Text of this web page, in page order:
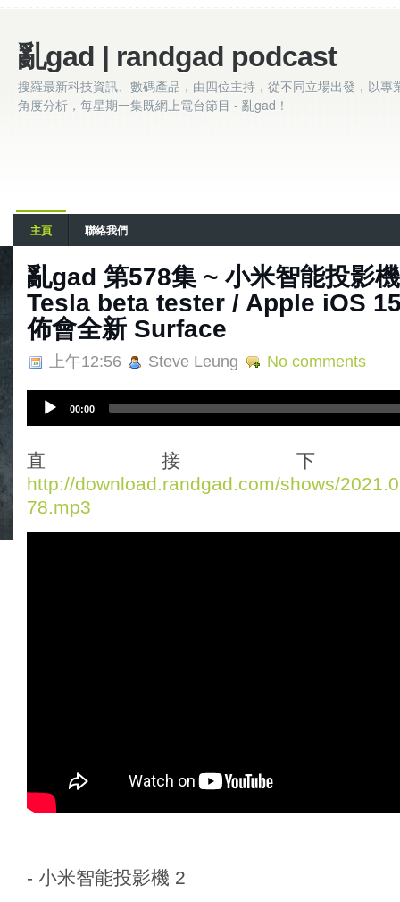
亂gad | randgad podcast
搜羅最新科技資訊、數碼產品，由四位主持，從不同立場出發，以專
角度分析，每星期一集既網上電台節目 - 亂gad！
主頁 聯絡我們
亂‌‌‌gad‌‌‌ ‌‌‌‌‌第‌‌‌578集 ~ 小米智能投影
Tesla beta tester / Apple iOS
佈會全新 Surface
上午12:56 Steve Leung No comments
i
o
P
l
00:00
直接
http://download.randgad.com/shows/
78.mp3
- 小米智能投影機 2